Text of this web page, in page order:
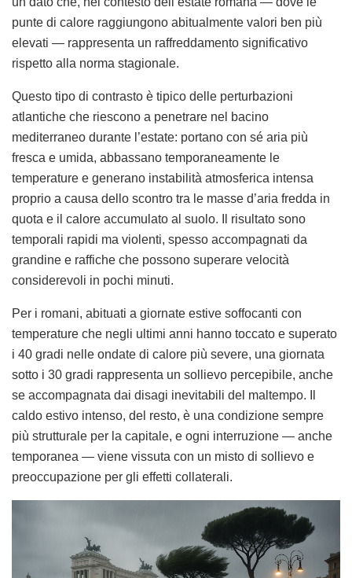
punte di calore raggiungono abitualmente valori ben più
elevati — rappresenta un raffreddamento significativo
rispetto alla norma stagionale.
Questo tipo di contrasto è tipico delle perturbazioni
atlantiche che riescono a penetrare nel bacino
mediterraneo durante l’estate: portano con sé aria più
fresca e umida, abbassano temporaneamente le
temperature e generano instabilità atmosferica intensa
proprio a causa dello scontro tra le masse d’aria fredda in
quota e il calore accumulato al suolo. Il risultato sono
temporali rapidi ma violenti, spesso accompagnati da
grandine e raffiche che possono superare velocità
considerevoli in pochi minuti.
Per i romani, abituati a giornate estive soffocanti con
temperature che negli ultimi anni hanno toccato e superato
i 40 gradi nelle ondate di calore più severe, una giornata
sotto i 30 gradi rappresenta un sollievo percepibile, anche
se accompagnata dai disagi inevitabili del maltempo. Il
caldo estivo intenso, del resto, è una condizione sempre
più strutturale per la capitale, e ogni interruzione — anche
temporanea — viene vissuta con un misto di sollievo e
preoccupazione per gli effetti collaterali.